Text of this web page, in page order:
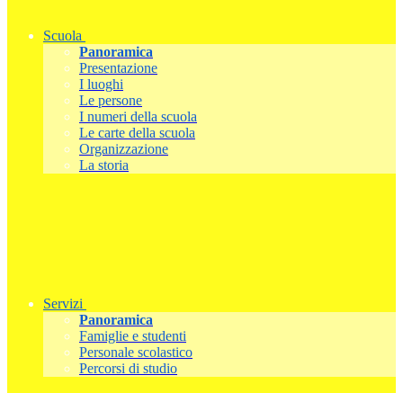
Scuola
Panoramica
Presentazione
I luoghi
Le persone
I numeri della scuola
Le carte della scuola
Organizzazione
La storia
Servizi
Panoramica
Famiglie e studenti
Personale scolastico
Percorsi di studio